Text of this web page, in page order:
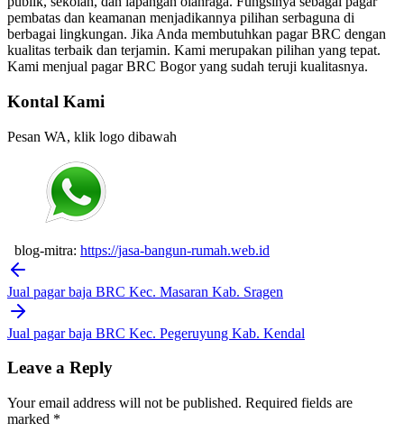
pembatas dan keamanan menjadikannya pilihan serbaguna di
berbagai lingkungan. Jika Anda membutuhkan pagar BRC dengan
kualitas terbaik dan terjamin. Kami merupakan pilihan yang tepat.
Kami menjual pagar BRC Bogor yang sudah teruji kualitasnya.
Kontal Kami
Pesan WA, klik logo dibawah
blog-mitra: https://jasa-bangun-rumah.web.id
Post
navigation
Jual pagar baja BRC Kec. Masaran Kab. Sragen
Jual pagar baja BRC Kec. Pegeruyung Kab. Kendal
Leave a Reply
Your email address will not be published. Required fields are
marked *